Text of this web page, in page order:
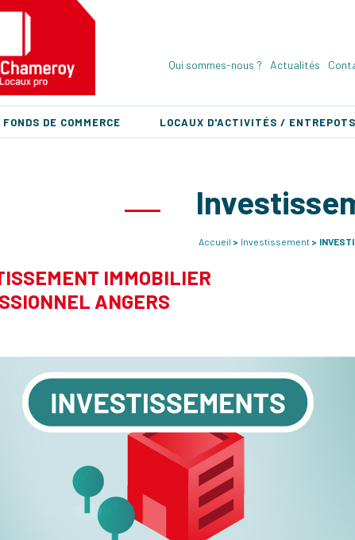
Qui sommes-nous ? Actualités
FONDS DE COMMERCE LOCAUX D'ACTIVITÉS / ENTREPOTS
Accueil Investissement
IMMOBILIER
ANGERS